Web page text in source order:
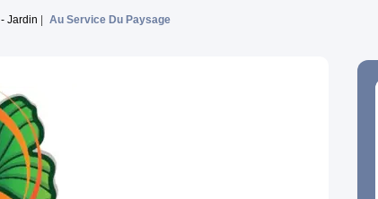
Jardin Au Service Du Paysage